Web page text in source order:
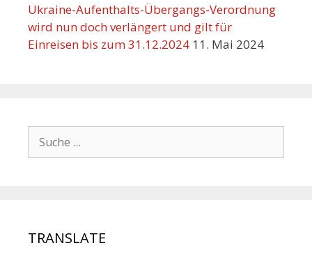
Ukraine-Aufenthalts-Übergangs-Verordnung
wird nun doch verlängert und gilt für
Einreisen bis zum 31.12.2024 11. Mai 2024
TRANSLATE